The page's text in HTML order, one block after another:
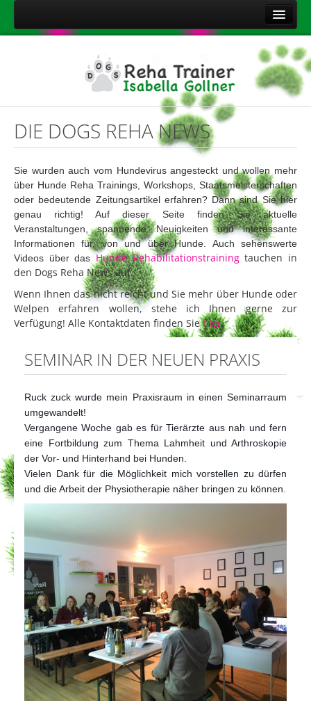
Kontakt
Sitemap
Impressum
Datenschutzerklärung
Onlineshop Nahrungsergänzungsmittel
DIE DOGS REHA NEWS
Sie wurden auch vom Hundevirus angesteckt und wollen mehr
über Hunde Reha Trainings, Workshops, Staatsmeisterschaften
oder bedeutende Zeitungsartikel erfahren? Dann sind Sie hier
genau richtig! Auf dieser Seite finden Sie aktuelle
Veranstaltungen, spannende Neuigkeiten und interessante
Informationen für, von und über Hunde. Auch sehenswerte
Videos über das Hunde Rehabilitationstrainingtauchen in
den Dogs Reha News auf.
Wenn Ihnen das nicht reicht und Sie mehr über Hunde oder
Welpen erfahren wollen, stehe ich Ihnen gerne zur
Verfügung! Alle Kontaktdaten finden Siehier.
SEMINAR IN DER NEUEN PRAXIS
Ruck zuck wurde mein Praxisraum in einen Seminarraum
umgewandelt!
Vergangene Woche gab es für Tierärzte aus nah und fern
eine Fortbildung zum Thema Lahmheit und Arthroskopie
der Vor- und Hinterhand bei Hunden.
Vielen Dank für die Möglichkeit mich vorstellen zu dürfen
und die Arbeit der Physiotherapie näher bringen zu können.